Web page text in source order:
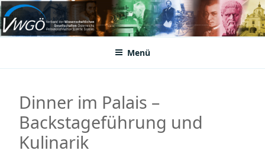
Zum
Inhalt
springenVWGÖ
Federation of Austrian Scientific Societies
Menü
Dinner im Palais –
Backstageführung und
Kulinarik